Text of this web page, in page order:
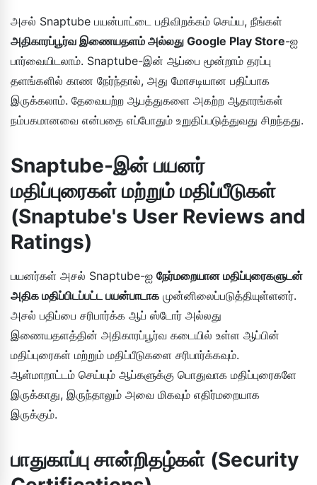
அசல் Snaptube பயன்பாட்டை பதிவிறக்கம் செய்ய, நீங்கள்
அதிகாரப்பூர்வ இணையதளம் அல்லது Google Play Store-ஐ
பார்வையிடலாம். Snaptube-இன் ஆப்பை மூன்றாம் தரப்பு
தளங்களில் காண நேர்ந்தால், அது மோசடியான பதிப்பாக
இருக்கலாம். தேவையற்ற ஆபத்துகளை அகற்ற ஆதாரங்கள்
நம்பகமானவை என்பதை எப்போதும் உறுதிப்படுத்துவது சிறந்தது.
Snaptube-இன் பயனர்
மதிப்புரைகள் மற்றும் மதிப்பீடுகள்
(Snaptube's User Reviews and
Ratings)
பயனர்கள் அசல் Snaptube-ஐ நேர்மறையான மதிப்புரைகளுடன்
அதிக மதிப்பிடப்பட்ட பயன்பாடாக முன்னிலைப்படுத்தியுள்ளனர்.
அசல் பதிப்பை சரிபார்க்க ஆப் ஸ்டோர் அல்லது
இணையதளத்தின் அதிகாரப்பூர்வ கடையில் உள்ள ஆப்பின்
மதிப்புரைகள் மற்றும் மதிப்பீடுகளை சரிபார்க்கவும்.
ஆள்மாறாட்டம் செய்யும் ஆப்களுக்கு பொதுவாக மதிப்புரைகளே
இருக்காது, இருந்தாலும் அவை மிகவும் எதிர்மறையாக
இருக்கும்.
பாதுகாப்பு சான்றிதழ்கள் (Security